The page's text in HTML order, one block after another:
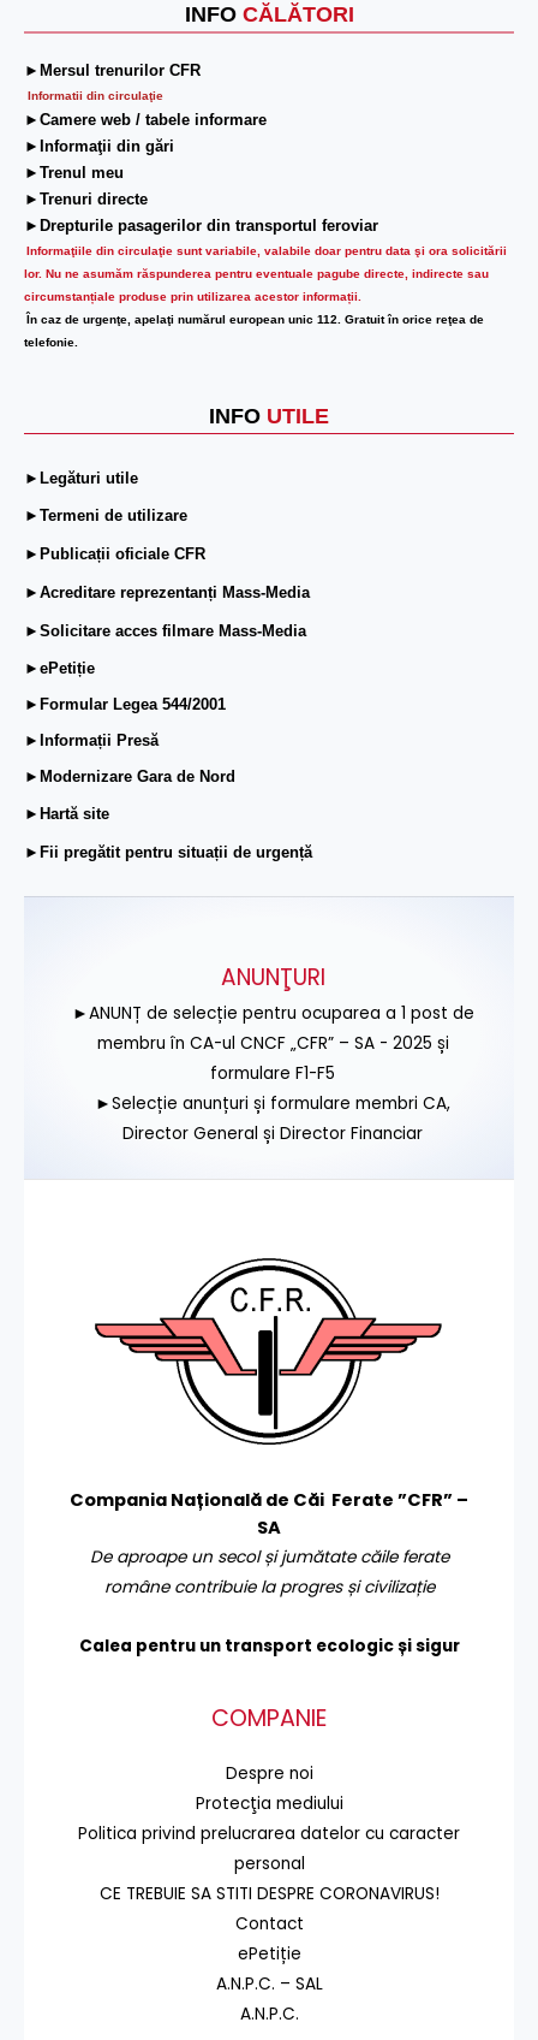
INFO CĂLĂTORI
►Mersul trenurilor CFR
Informatii din circulaţie
►Camere web / tabele informare
►Informaţii din gări
►Trenul meu
►Trenuri directe
►Drepturile pasagerilor din transportul feroviar
Informaţiile din circulaţie sunt variabile, valabile doar pentru data şi ora solicitării
lor. Nu ne asumăm răspunderea pentru eventuale pagube directe, indirecte sau
circumstanțiale produse prin utilizarea acestor informații.
În caz de urgenţe, apelaţi numărul european unic 112. Gratuit în orice reţea de
telefonie.
INFO UTILE
►Legături utile
►Termeni de utilizare
►Publicații oficiale CFR
►Acreditare reprezentanți Mass-Media
►Solicitare acces filmare Mass-Media
►ePetiție
►Formular Legea 544/2001
►Informații Presă
►Modernizare Gara de Nord
►Hartă site
►Fii pregătit pentru situații de urgență
ANUNŢURI
►ANUNȚ de selecție pentru ocuparea a 1 post de
membru în CA-ul CNCF „CFR” – SA - 2025 și
formulare F1-F5
►Selecție anunțuri și formulare membri CA,
Director General și Director Financiar
Compania Națională de Căi Ferate ”CFR” –
SA
De aproape un secol și jumătate căile ferate
române contribuie la progres și civilizație
Calea pentru un transport ecologic și sigur
COMPANIE
Despre noi
Protecţia mediului
Politica privind prelucrarea datelor cu caracter
personal
CE TREBUIE SA STITI DESPRE CORONAVIRUS!
Contact
ePetiție
A.N.P.C. – SAL
A.N.P.C.